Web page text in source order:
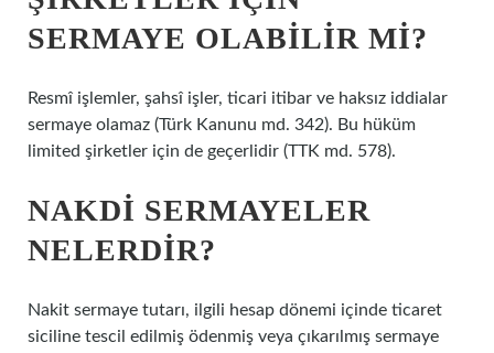
SERMAYE OLABILIR MI?
Resmî işlemler, şahsî işler, ticari itibar ve haksız iddialar
sermaye olamaz (Türk Kanunu md. 342). Bu hüküm
limited şirketler için de geçerlidir (TTK md. 578).
NAKDI SERMAYELER
NELERDIR?
Nakit sermaye tutarı, ilgili hesap dönemi içinde ticaret
siciline tescil edilmiş ödenmiş veya çıkarılmış sermaye